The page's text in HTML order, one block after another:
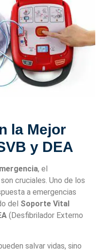
la Mejor
y DEA
, el
cruciales. Uno de los
a emergencias
del Soporte Vital
(Desfibrilador Externo
salvar vidas, sino